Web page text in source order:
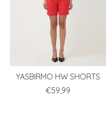
YASBIRMO HW SHORTS
€59,99